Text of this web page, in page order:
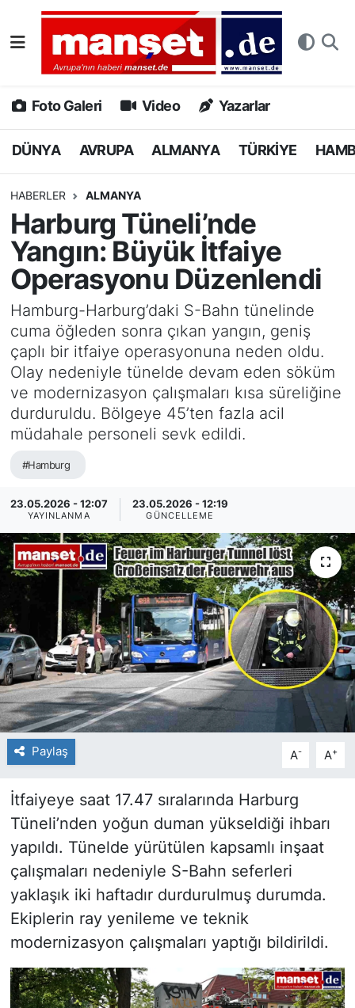
Foto Galeri Video Yazarlar
DÜNYA AVRUPA ALMANYA TÜRKİYE
HABERLER ALMANYA
Harburg Tüneli’nde
Yangın: Büyük İtfaiye
Operasyonu Düzenlendi
Hamburg-Harburg’daki S-Bahn tünelinde
cuma öğleden sonra çıkan yangın, geniş
çaplı bir itfaiye operasyonuna neden oldu.
Olay nedeniyle tünelde devam eden söküm
ve modernizasyon çalışmaları kısa süreliğine
durduruldu. Bölgeye 45’ten fazla acil
müdahale personeli sevk edildi.
#Hamburg
23.05.2026 - 12:07
YAYINLANMA
23.05.2026 - 12:19
GÜNCELLEME
Paylaş A- A+
İtfaiyeye saat 17.47 sıralarında Harburg
Tüneli’nden yoğun duman yükseldiği ihbarı
yapıldı. Tünelde yürütülen kapsamlı inşaat
çalışmaları nedeniyle S-Bahn seferleri
yaklaşık iki haftadır durdurulmuş durumda.
Ekiplerin ray yenileme ve teknik
modernizasyon çalışmaları yaptığı bildirildi.
DÜNYA
AVRUPA
ALMANYA
HAMBURG
SPOR
DEUTSCH
EKONOMİ
SİYASET
SAĞLIK
Nöbetçi Eczaneler
Hava Durumu
Namaz Vakitleri
Puan Durumu ve Fikstür
Tüm Manşetler
Son Dakika Haberleri
Haber Arşivi